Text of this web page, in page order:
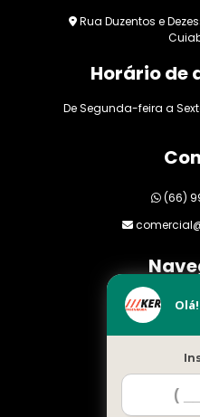
Rua Duzentos e
Horário de
De Segunda-feira a
(66)